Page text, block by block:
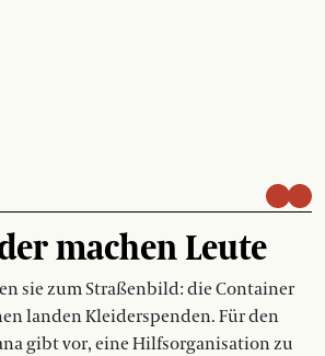
machen Leute
sie zum Straßenbild: die Container
landen Kleiderspenden. Für den
gibt vor, eine Hilfsorganisation zu